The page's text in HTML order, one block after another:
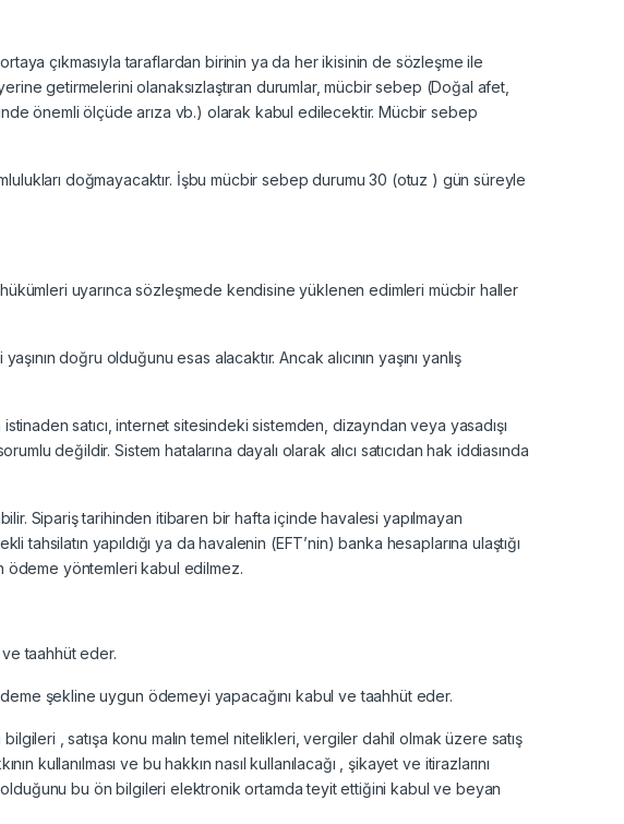
çıkmasıyla taraflardan birinin ya da her ikisinin de sözleşme ile
getirmelerini olanaksızlaştıran durumlar, mücbir sebep (Doğal afet,
önemli ölçüde arıza vb.) olarak kabul edilecektir. Mücbir sebep
doğmayacaktır. İşbu mücbir sebep durumu 30 (otuz ) gün süreyle
hükümleri uyarınca sözleşmede kendisine yüklenen edimleri mücbir haller
doğru olduğunu esas alacaktır. Ancak alıcının yaşını yanlış
satıcı, internet sitesindeki sistemden, dizayndan veya yasadışı
değildir. Sistem hatalarına dayalı olarak alıcı satıcıdan hak iddiasında
Sipariş tarihinden itibaren bir hafta içinde havalesi yapılmayan
yapıldığı ya da havalenin (EFT’nin) banka hesaplarına ulaştığı
ödeme yöntemleri kabul edilmez.
taahhüt eder.
şekline uygun ödemeyi yapacağını kabul ve taahhüt eder.
, satışa konu malın temel nitelikleri, vergiler dahil olmak üzere satış
kullanılması ve bu hakkın nasıl kullanılacağı , şikayet ve itirazlarını
bu ön bilgileri elektronik ortamda teyit ettiğini kabul ve beyan